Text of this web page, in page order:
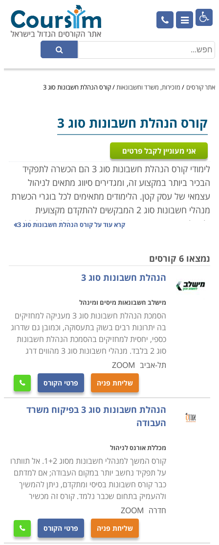

אתר קורסים / מזכירות, משרד וחשבונאות/קורס הנהלת חשבונות סוג 3
קורס הנהלת חשבונות סוג 3
אני מעוניין לקבל פרטים
לימודי קורס הנהלת חשבונות סוג 3 הם הכשרה לתפקיד
הבכיר ביותר במקצוע זה, ומגדירים סיווג מתאים לניהול
עצמאי של עסק קטן. הלימודים מתאימים לכל בוגרי הכשרת
מנהלי חשבונות סוג 2 המבקשים להתקדם מקצועית
ולהצליח בתחום, שכן אין כמעט עסק שיכול להתנהל ללא
לעסק בעיות מיותרות שלעתים יהיו בלתי הפיכות.
למי זה מתאים
הסמכת סוג 3 היא צעד מתבקש עבור כל מי שהוסמך
בניהול חשבונות סוג 1+2. באמצעות מסלול לימוד קצר
יחסית מתאפשר לבעלי הכשרה זו לשדרג את יכולותיהם
המקצועיות, להרחיב את אפשרויות התעסוקה שלהם
למשרות בכירות, מגוונות ורווחיות יותר, וכך לשדרג את
מעמדם בשוק התעסוקה בדרך יעילה וכדאית.
דרישות הקבלה
כאמור, הדרישה הבסיסית היא הסמכת משרד הכלכלה
ויתרה מכך, לא מעטים מבתי הספר מציעים את הלימודים
האלו במימון פיקדון חיילים משוחררים אשר מוגבל בזמן
הפדיון שלו, מה שמדרבן לגשת ללימודים באופן ישיר כמעט
לאחר הסמכת הבסיס. חלק ניכר מבתי הספר עורכים גם
ראיון קבלה כתנאי סף להרשמה.
הלימודים מקנים שפע ידע פרקטי בנושאים פיננסים תוך
קרא עוד עלקורס הנהלת חשבונות סוג 3
נמצאו 6 קורסים
הנהלת חשבונות סוג 3
מישלב חשבונאות מיסים ומינהל
הסמכת הנהלת חשבונות סוג 3 מעניקה למחזיקים
בה יתרונות רבים בשוק בתעסוקה, וכמובן גם שדרוג
כספי, יחסית למחזיקים בהסמכת הנהלת חשבונות
סוג 2 בלבד. מנהלי חשבונות סוג 3 מהווים דרג
תל-אביב ZOOM
שליחת פניה פרטי הקורס 
הנהלת חשבונות סוג 3 בפיקוח משרד
העבודה
מכללת אורנס לניהול
קורס המשך למנהלי חשבונות מסוג 1+2. אל תוותרו
על תפקיד נחשב יותר במקום העבודה; אם למדתם
כבר קורס חשבונות בסיסי ומתקדם, ניתן להמשיך
ולהעמיק בתחום שכבר נלמד. קורס זה מכשיר
חדרה ZOOM
שליחת פניה פרטי הקורס 